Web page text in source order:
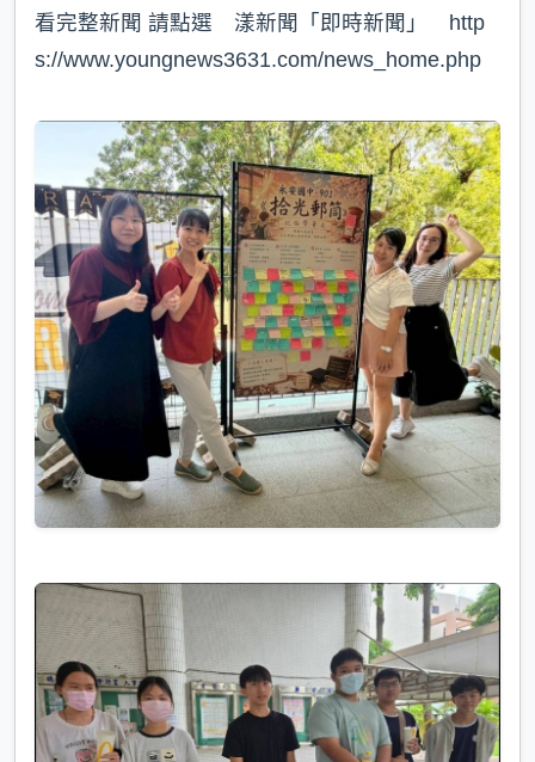
看完整新聞 請點選 漾新聞「即時新聞」 http
s://www.youngnews3631.com/news_home.php